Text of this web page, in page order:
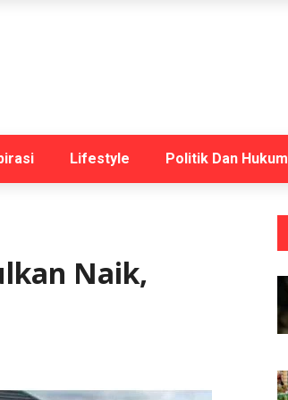
Lifestyle Politik Dan Hukum
Naik,